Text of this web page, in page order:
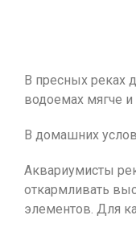
В пресных реках
водоемах мягче и
В домашних
Аквариумисты
откармливать
элементов. Для